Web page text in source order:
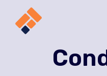
contenu